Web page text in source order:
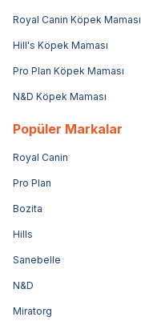
Royal Canin Köpek Maması
Hill's Köpek Maması
Pro Plan Köpek Maması
N&D Köpek Maması
Popüler Markalar
Royal Canin
Pro Plan
Bozita
Hills
Sanebelle
N&D
Miratorg